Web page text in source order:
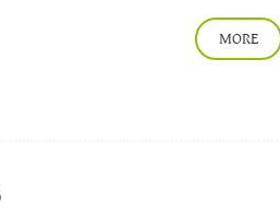
MORE